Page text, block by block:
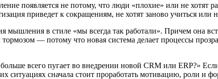
появляется не потому, что люди «плохие» или не хотят
приведет к сокращениям, не хотят заново учиться
мышления в стиле «мы всегда так работали». Причем она
— потому что новая система делает процессы
всего пугает во внедрении новой CRM или ERP?»
ситуациях сначала стоит проработать мотивацию, роли и